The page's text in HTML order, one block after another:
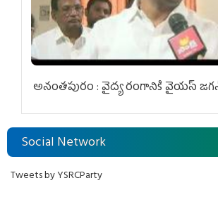
అనంతపురం : వైద్య రంగానికి వైయ‌స్
Social Network
Tweets by YSRCParty